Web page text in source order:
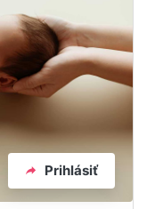
Prihlásiť